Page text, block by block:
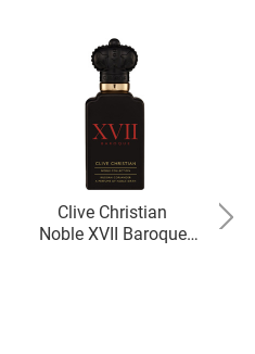
Clive Christian
Noble XVII Baroque